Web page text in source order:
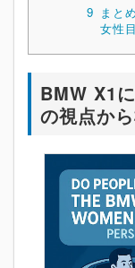
9 まと
女性
BMW X1
の視点から